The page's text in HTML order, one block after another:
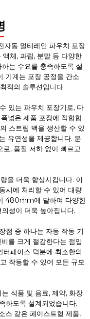
동 멀티레인 파우치 포장
체, 과립, 분말 등 다양한
는 수요를 충족하도록 설
기계는 포장 공정을 간소
적의 솔루션입니다.
있는 파우치 포장기로, 다
넓은 제품 포장에 적합합
스트립 백을 생산할 수 있
유연성을 제공합니다. 분
, 품질 저하 없이 빠르고
을 더욱 향상시킵니다. 이
시에 처리할 수 있어 대량
480mm에 달하여 다양한
성이 더욱 높아집니다.
점 중 하나는 자동 작동 기
를 크게 절감한다는 점입
페이스 덕분에 최소한의
작동할 수 있어 모든 규모
식품 및 음료, 제약, 화장
하도록 설계되었습니다.
스 같은 페이스트형 제품,